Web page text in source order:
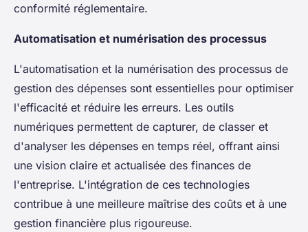
conformité réglementaire.
Automatisation et numérisation des processus
L'automatisation et la numérisation des processus de
gestion des dépenses sont essentielles pour optimiser
l'efficacité et réduire les erreurs. Les outils
numériques permettent de capturer, de classer et
d'analyser les dépenses en temps réel, offrant ainsi
une vision claire et actualisée des finances de
l'entreprise. L'intégration de ces technologies
contribue à une meilleure maîtrise des coûts et à une
gestion financière plus rigoureuse.